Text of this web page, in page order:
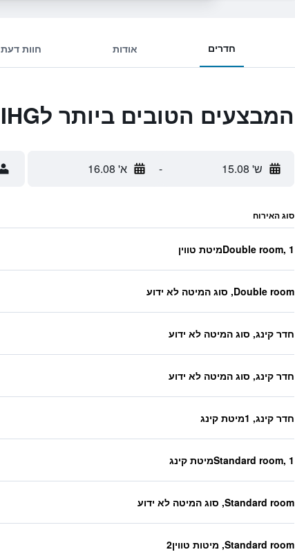
חדרים אודות חוות דעת
המבצעים הטובים ביותר לHoliday Inn Melaka By IHG
ש' 15.08 - א' 16.08
סוג האירוח
Double room, 1מיטת טווין
Double room, סוג המיטה לא ידוע
חדר קינג, סוג המיטה לא ידוע
חדר קינג, סוג המיטה לא ידוע
חדר קינג, 1מיטת קינג
Standard room, 1מיטת קינג
Standard room, סוג המיטה לא ידוע
Standard room, מיטות טווין2